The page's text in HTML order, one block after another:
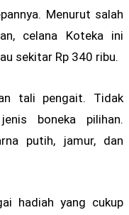
Menurut salah
celana Koteka ini
sekitar Rp 340 ribu.
tali pengait. Tidak
boneka pilihan.
putih, jamur, dan
hadiah yang cukup